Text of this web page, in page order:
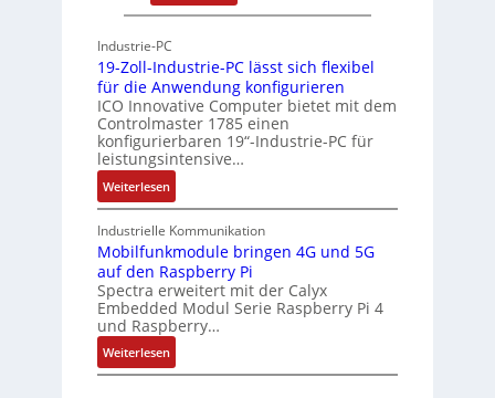
t
e
k
t
u
P
s
i
c
a
I
a
n
d
E
Industrie-PC
19-Zoll-Industrie-PC lässt sich flexibel
für die Anwendung konfigurieren
ICO Innovative Computer bietet mit dem
Controlmaster 1785 einen
konfigurierbaren 19“-Industrie-PC für
leistungsintensive…
Weiterlesen:
1
9
-
Z
o
l
l
-
I
Industrielle Kommunikation
Mobilfunkmodule bringen 4G und 5G
auf den Raspberry Pi
Spectra erweitert mit der Calyx
Embedded Modul Serie Raspberry Pi 4
und Raspberry…
Weiterlesen:
M